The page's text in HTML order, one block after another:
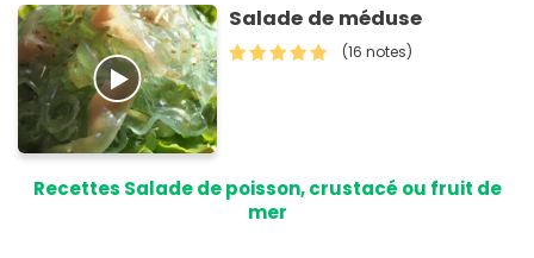
Salade de méduse
(16 notes)
Recettes Salade de poisson, crustacé ou fruit de
mer